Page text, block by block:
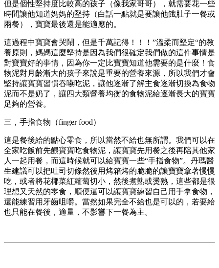
但是個性堅持度比較高的孩子（像我家哥哥），就需要花一些
時間讓他知道媽媽的堅持（白話一點就是要讓他餓肚子一餐或
兩餐），寶寶最後還是能適應的。
這過程中寶寶會哭鬧，但是千萬記得！！！”溫柔而堅定“的教
養原則，媽媽這麼堅持是因為我們很確定我們做的這件事情是
對寶寶好的事情，因為你一定比寶寶知道他需要的是什麼！食
物泥對月齡漸大的孩子來說是重要的營養來源，所以我們才會
堅持讓寶寶習慣吞嚥吃泥，讓他逐漸了解主食逐漸切換為食物
泥而不是奶了，讓四大類營養均衡的食物泥給逐漸長大的寶寶
足夠的營養。
三，手指食物（finger food）
這是餐後給的點心零食，所以當然不給也無所謂。我們可以在
全家吃飯前先餵寶寶吃食物泥，讓寶寶先用餐之後再陪其他家
人一起用餐，而這時候就可以給寶寶一些“手指食物”。丹瑪醫
生建議可以把吐司切條然後用烤箱烤的脆脆的讓寶寶拿著慢慢
吃，或者將花椰菜紅蘿蔔切小，然後煮熟或燙熟，這些都是很
理想又天然的零食，順便還可以讓寶寶練習自己用手拿食物，
還能練習用牙齒咀嚼。當然如果完全不給也是可以的，若要給
也只能在餐後，適量，不影響下一餐為主。